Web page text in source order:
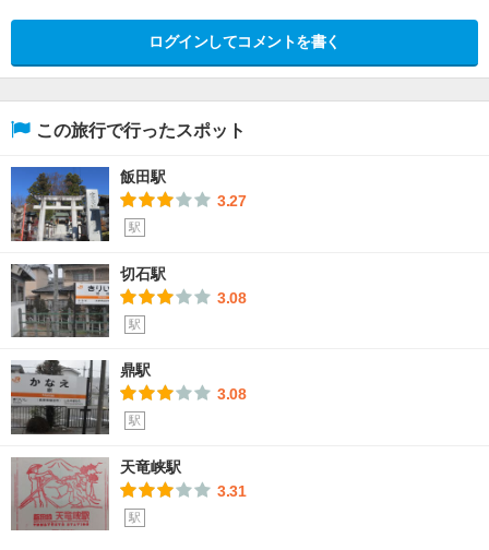
ログインしてコメントを書く
この旅行で行ったスポット
飯田駅
3.27
駅
切石駅
3.08
駅
鼎駅
3.08
駅
天竜峡駅
3.31
駅